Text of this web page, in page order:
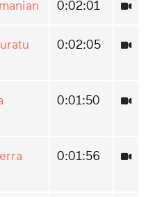
0:02:01
0:02:05
0:01:50
0:01:56